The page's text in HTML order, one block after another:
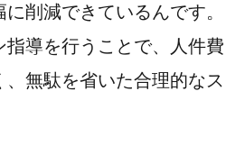
削減できているんです。
導を行うことで、人件費
無駄を省いた合理的な